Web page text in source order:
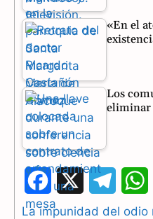
«En el
Los
eliminar
F
a
e
La impunidad del odio